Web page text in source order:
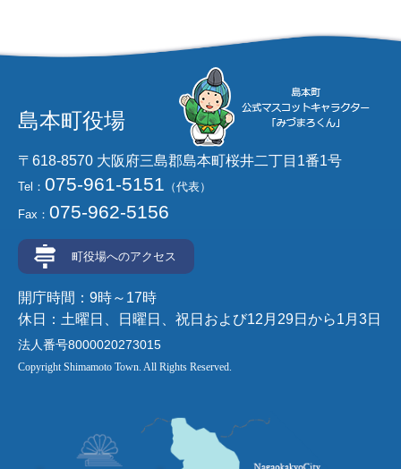
島本町役場
〒618-8570 大阪府三島郡島本町桜井二丁目1番1号
Tel： 075-961-5151 （代表）
Fax： 075-962-5156
町役場へのアクセス
開庁時間：9時～17時
休日：土曜日、日曜日、祝日および12月29日から1月3日
法人番号8000020273015
Copyright Shimamoto Town. All Rights Reserved.